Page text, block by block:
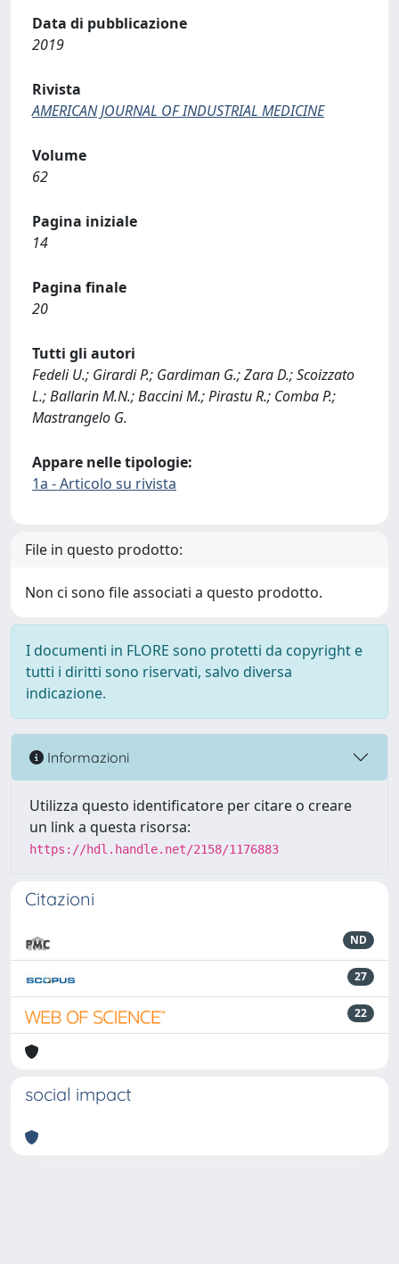
Data di pubblicazione
2019
Rivista
AMERICAN JOURNAL OF INDUSTRIAL MEDICINE
Volume
62
Pagina iniziale
14
Pagina finale
20
Tutti gli autori
Fedeli U.; Girardi P.; Gardiman G.; Zara D.; Scoizzato
L.; Ballarin M.N.; Baccini M.; Pirastu R.; Comba P.;
Mastrangelo G.
Appare nelle tipologie:
1a - Articolo su rivista
File in questo prodotto:
Non ci sono file associati a questo prodotto.
I documenti in FLORE sono protetti da copyright e
tutti i diritti sono riservati, salvo diversa
indicazione.
Informazioni
Utilizza questo identificatore per citare o creare
un link a questa risorsa:
https://hdl.handle.net/2158/1176883
Citazioni
ND
27
22
social impact